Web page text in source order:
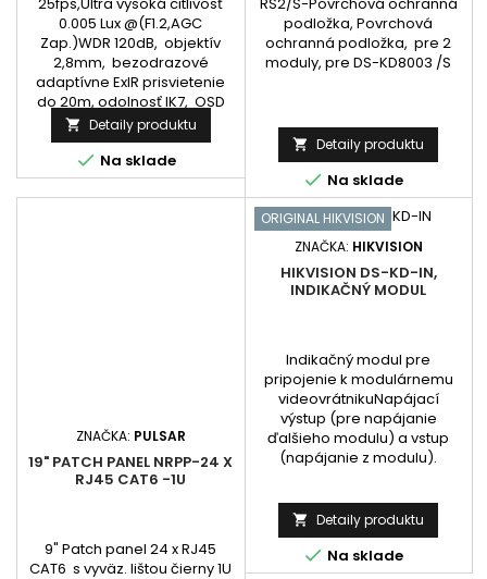
0.005 Lux @(F1.2,AGC
Zap.)WDR 120dB, objektív
2,8mm, bezodrazové
adaptívne ExIR prisvietenie
do 20m, odolnosť IK7, OSD
menu po koaxiálnom kábli,
digitálne funkcie, krytie IP67,
napájanie 12 VDC±25%
 Detaily produktu
 Na sklade
podložka, Povrchová
ochranná podložka, pre 2
moduly, pre DS-KD8003 /S
 Detaily produktu
 Na sklade
ZNAČKA: PULSAR
19" PATCH PANEL NRPP-24 X
RJ45 CAT6 -1U
9" Patch panel 24 x RJ45
CAT6 s vyväz. lištou čierny 1U
ORIGINAL HIKVISION
ZNAČKA: HIKVISION
HIKVISION DS-KD-IN,
INDIKAČNÝ MODUL
Indikačný modul pre
pripojenie k modulárnemu
videovrátnikuNapájací
výstup (pre napájanie
ďalšieho modulu) a vstup
(napájanie z modulu).
 Detaily produktu
 Na sklade